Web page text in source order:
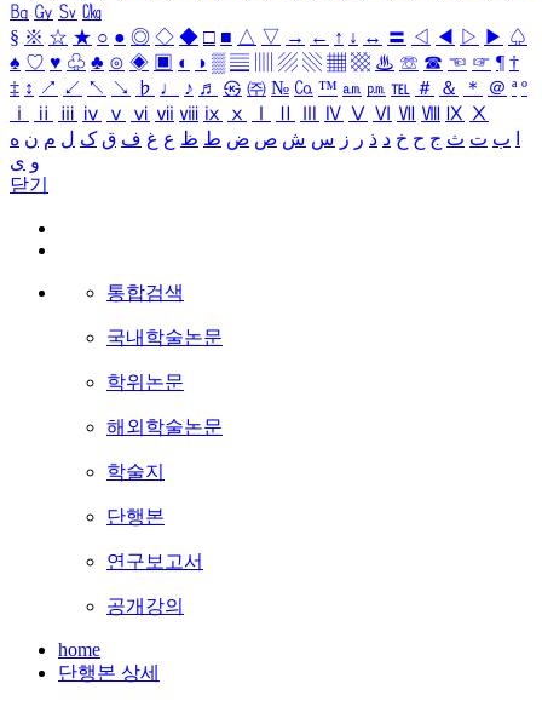
㏃ ㏉ ㏜ ㏆
§ ※ ☆ ★ ○ ● ◎ ◇ ◆ □ ■ △ ▽ → ← ↑ ↓ ↔ 〓 ◁ ◀ ▷ ▶ ♤
♠ ♡ ♥ ♧ ♣ ⊙ ◈ ▣ ◐ ◑ ▒ ▤ ▨ ▧ ▦ ▩ ♨ ☏ ☎ ☜ ☞ ¶ †
‡ ↕ ↗ ↙ ↖ ↘ ♭ ♩ ♪ ♬ ㉿ ㈜ № ㏇ ™ ㏂ ㏘ ℡ ＃ ＆ ＊ ＠ ª º
ⅰ
ⅱ ⅲ ⅳ ⅴ ⅵ ⅶ ⅷ ⅸ ⅹ Ⅳ Ⅴ Ⅵ Ⅶ Ⅷ Ⅸ Ⅹ
ب ت ث ج ح خ د ذ ر ز س ش ص ض ط ظ ع غ ف ق ک ل م ن ه
و ی
닫기
통합검색
국내학술논문
학위논문
해외학술논문
학술지
단행본
연구보고서
공개강의
home
단행본 상세